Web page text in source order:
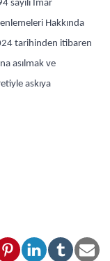
sayılı İmar
Hakkında
tarihinden itibaren
asılmak ve
askıya